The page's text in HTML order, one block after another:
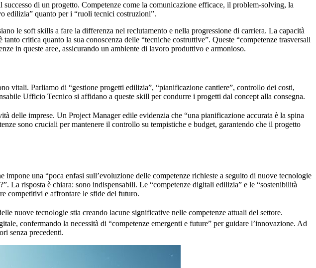
di un progetto. Competenze come la comunicazione efficace, il problem-solving, la
edilizia” quanto per i “ruoli tecnici costruzioni”.
le soft skills a fare la differenza nel reclutamento e nella progressione di carriera. La capacità
critica quanto la sua conoscenza delle “tecniche costruttive”. Queste “competenze trasversali
in queste aree, assicurando un ambiente di lavoro produttivo e armonioso.
vitali. Parliamo di “gestione progetti edilizia”, “pianificazione cantiere”, controllo dei costi,
Ufficio Tecnico si affidano a queste skill per condurre i progetti dal concept alla consegna.
delle imprese. Un Project Manager edile evidenzia che “una pianificazione accurata è la spina
sono cruciali per mantenere il controllo su tempistiche e budget, garantendo che il progetto
una “poca enfasi sull’evoluzione delle competenze richieste a seguito di nuove tecnologie
La risposta è chiara: sono indispensabili. Le “competenze digitali edilizia” e le “sostenibilità
competitivi e affrontare le sfide del futuro.
nuove tecnologie stia creando lacune significative nelle competenze attuali del settore.
confermando la necessità di “competenze emergenti e future” per guidare l’innovazione. Ad
senza precedenti.